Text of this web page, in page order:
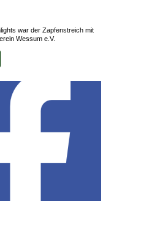
war der Zapfenstreich mit
Wessum e.V.